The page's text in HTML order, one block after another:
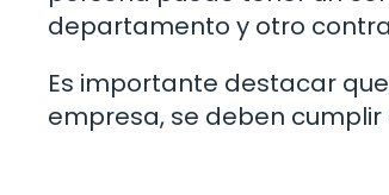
departamento y otro
Es importante destacar
empresa, se deben